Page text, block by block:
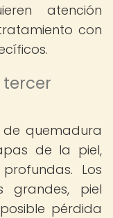
atención
con
quemadura
de la piel,
Los
grandes, piel
pérdida